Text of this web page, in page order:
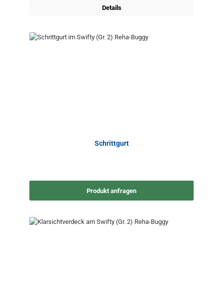
Details
Schrittgurt
Produkt anfragen